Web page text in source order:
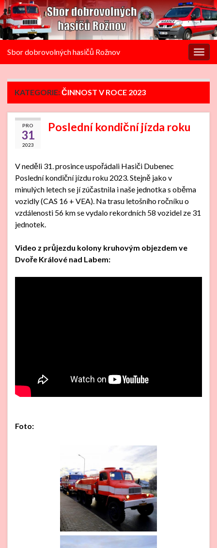
Sbor dobrovolných hasičů Rožnov
KATEGORIE:ČINNOST V ROCE 2023
PRO
31
2023
Poslední kondiční jízda roku
V neděli 31. prosince uspořádali Hasiči Dubenec
Poslední kondiční jízdu roku 2023. Stejně jako v
minulých letech se jí zúčastnila i naše jednotka s oběma
vozidly (CAS 16 + VEA). Na trasu letošního ročníku o
vzdálenosti 56 km se vydalo rekordních 58 vozidel ze 31
jednotek.
Video z průjezdu kolony kruhovým objezdem ve
Dvoře Králové nad Labem:
Foto: